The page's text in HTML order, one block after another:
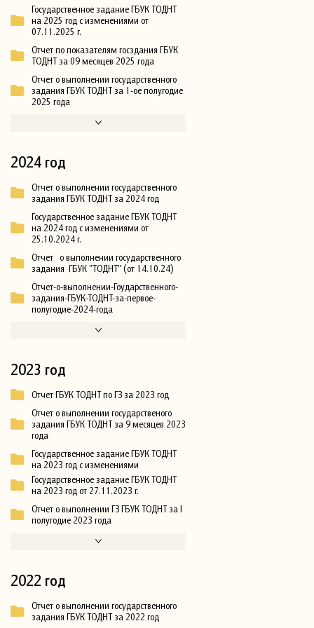
Государственное задание ГБУК ТОДНТ
на 2025 год с изменениями от
07.11.2025 г.
Отчет по показателям госздания ГБУК
ТОДНТ за 09 месяцев 2025 года
Отчет о выполнении государственного
задания ГБУК ТОДНТ за 1-ое полугодие
2025 года
2024 год
Отчет о выполнении государственного
задания ГБУК ТОДНТ за 2024 год
Государственное задание ГБУК ТОДНТ
на 2024 год с изменениями от
25.10.2024 г.
Отчет о выполнении государственного
задания ГБУК "ТОДНТ" (от 14.10.24)
Отчет-о-выполнении-Гоударственного-
задания-ГБУК-ТОДНТ-за-первое-
полугодие-2024-года
2023 год
Отчет ГБУК ТОДНТ по ГЗ за 2023 год
Отчет о выполнении государственого
задания ГБУК ТОДНТ за 9 месяцев 2023
года
Государственное задание ГБУК ТОДНТ
на 2023 год с изменениями
Государственное задание ГБУК ТОДНТ
на 2023 год от 27.11.2023 г.
Отчет о выполнении ГЗ ГБУК ТОДНТ за I
полугодие 2023 года
2022 год
Отчет о выполнении государственного
задания ГБУК ТОДНТ за 2022 год